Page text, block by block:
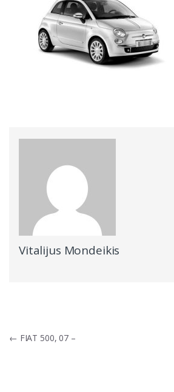
Vitalijus Mondeikis
Navigacija
← FIAT 500, 07 –